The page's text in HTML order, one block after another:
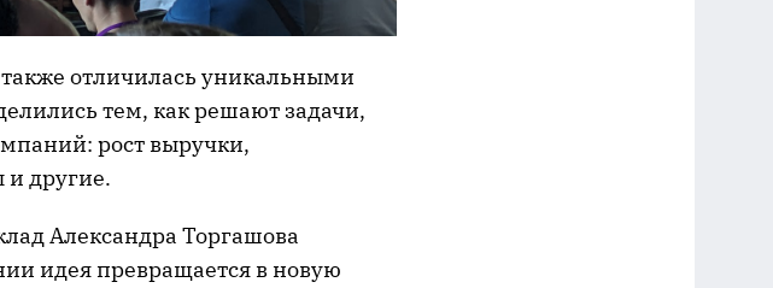
отличилась уникальными
тем, как решают задачи,
рост выручки,
другие.
Александра Торгашова
идея превращается в новую